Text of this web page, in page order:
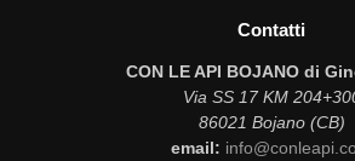
Contatti
CON LE API BOJANO di
Via SS 17 KM
86021 Bojano (CB)
email: